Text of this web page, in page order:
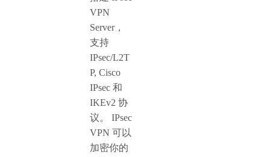
VPN
Server，
支持
IPsec/L2T
P, Cisco
IPsec 和
IKEv2 协
议。 IPsec
VPN 可以
加密你的